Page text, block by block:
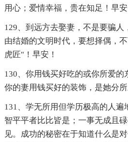
用心；爱情幸福，贵在知足！早安
129、到远方去娶妻，不是要骗人
由结婚的文明时代，要想择偶，
虎匠"！早安！
130、你用钱买好吃的或你所爱的
你的妻用钱买好的装饰，是她分所
131、学无所用但学历极高的人遍
智平平者比比皆是；一事无成且
见。成功的秘密在于知道什么是